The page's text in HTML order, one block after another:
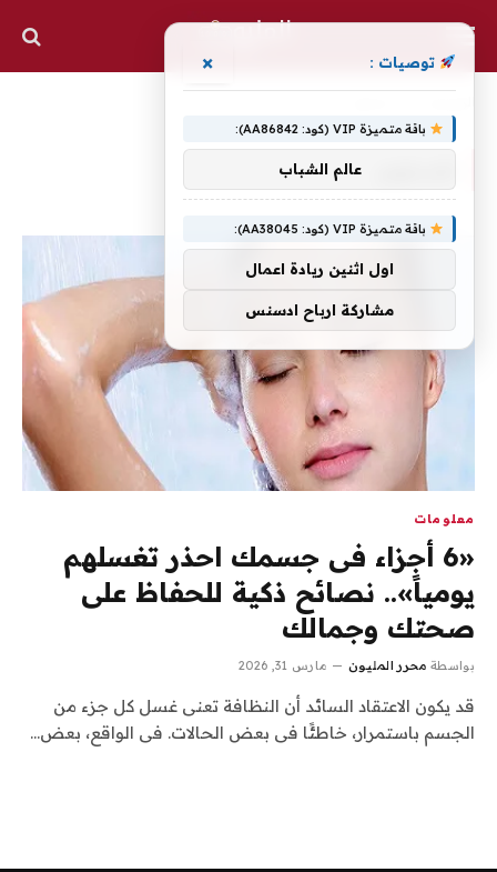
معلومات
«6 أجزاء فى جسمك احذر تغسلهم
يومياً».. نصائح ذكية للحفاظ على
صحتك وجمالك
بواسطة محرر المليون مارس 31, 2026
قد يكون الاعتقاد السائد أن النظافة تعنى غسل كل جزء من
الجسم باستمرار، خاطئًا فى بعض الحالات. فى الواقع، بعض…
توصيات : ×
باقة متميزة VIP (كود: AA86842):
عالم الشباب
باقة متميزة VIP (كود: AA38045):
اول اثنين ريادة اعمال
مشاركة ارباح ادسنس